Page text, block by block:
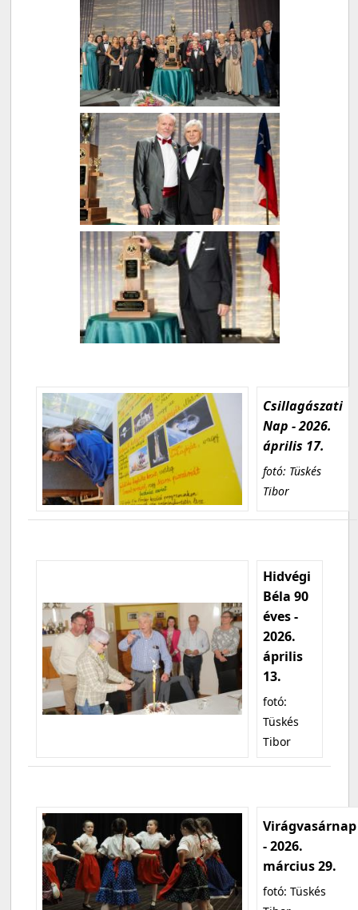
Csillagászati
Nap - 2026.
április 17.
fotó: Tüskés
Tibor
Hidvégi
Béla 90
éves -
2026.
április
13.
fotó:
Tüskés
Tibor
Virágvasárnap
- 2026.
március 29.
fotó: Tüskés